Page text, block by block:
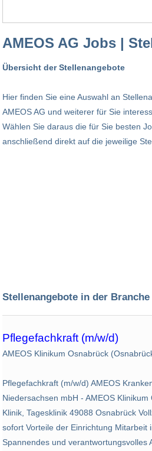
AMEOS AG Jobs |
Übersicht der Stellenangebote
Hier finden Sie eine Auswahl an
AMEOS AG und weiterer für Sie
Wählen Sie daraus die für Sie besten
anschließend direkt auf die jeweilige
Stellenangebote in der
Pflegefachkraft (m/w/d)
AMEOS Klinikum Osnabrück
Pflegefachkraft (m/w/d) AMEOS
Niedersachsen mbH - AMEOS
Klinik, Tagesklinik 49088 Osnabrück
sofort Vorteile der Einrichtung Mitarbeit
Spannendes und verantwortungsvolles